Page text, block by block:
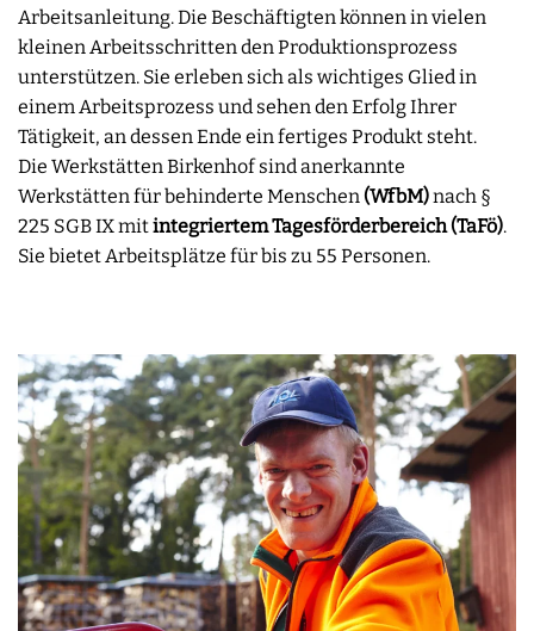
Arbeitsanleitung. Die Beschäftigten können in vielen
kleinen Arbeitsschritten den Produktionsprozess
unterstützen. Sie erleben sich als wichtiges Glied in
einem Arbeitsprozess und sehen den Erfolg Ihrer
Tätigkeit, an dessen Ende ein fertiges Produkt steht.
Die Werkstätten Birkenhof sind anerkannte
Werkstätten für behinderte Menschen(WfbM)nach §
225 SGB IX mitintegriertem Tagesförderbereich (TaFö).
Sie bietet Arbeitsplätze für bis zu 55 Personen.